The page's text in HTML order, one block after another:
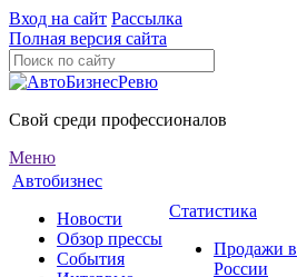
Вход на сайт Рассылка
Полная версия сайта
Свой среди профессионалов
Меню
Автобизнес
Новости
Обзор прессы
События
Статистика
Продажи в
России